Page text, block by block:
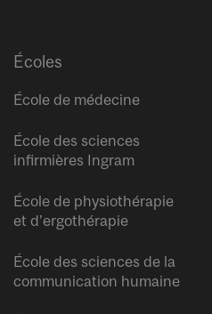
Écoles
École de médecine
École des sciences
infirmières Ingram
École de physiothérapie
et d’ergothérapie
École des sciences de la
communication humaine